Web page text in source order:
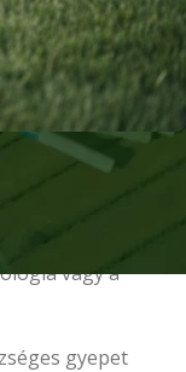
figyelte?
tempója
és a
vagy a
gyepet